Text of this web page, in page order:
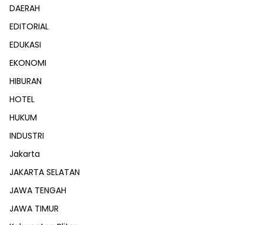
DAERAH
EDITORIAL
EDUKASI
EKONOMI
HIBURAN
HOTEL
HUKUM
INDUSTRI
Jakarta
JAKARTA SELATAN
JAWA TENGAH
JAWA TIMUR